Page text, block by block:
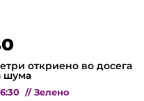
откриено во досега
шума
// Зелено